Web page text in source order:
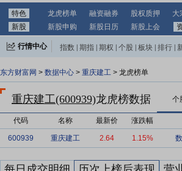
特色 龙虎榜单 融资融券 股权质押 大
新股
新股申购 新股日历 新股上会
行情中心 指数 期指 期权 个股 板块 排行
东方财富网 > 数据中心 > 重庆建工 > 龙虎榜单
重庆建工(600939)龙虎榜数据 个
代码 名称 最新价 涨跌幅
600939 重庆建工 2.64 1.15%